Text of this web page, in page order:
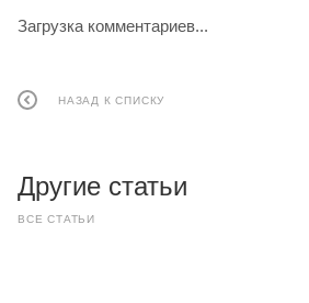
Загрузка комментариев...
НАЗАД К СПИСКУ
Другие статьи
ВСЕ СТАТЬИ